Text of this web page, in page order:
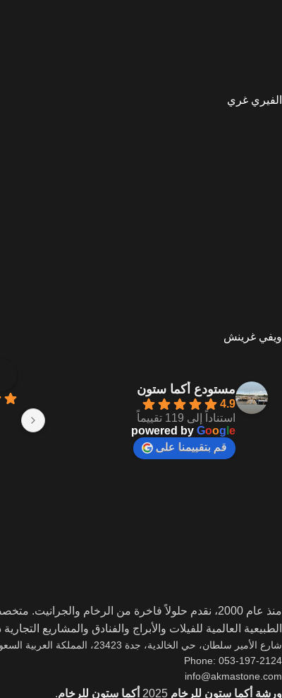
الفيري غري
ويفي غرينش
مستودع أكما ستون
4.9
استناداً إلى 119 تقييماً
powered by Goog e
قم بتقييمنا على
منذ عام 2000، نقدم حلولاً فاخرة من الرخام
الطبيعية العالمية للفيلات والأبراج والفنادق والمشاريع
شارع الأمير سلطان، حي الخالدية، جدة 23423، المملكة العربية السعودية
Phone: 053-197-2124
info@akmastone.com
ورشة أكما ستون للرخام 2025 أكما ستون للرخام.